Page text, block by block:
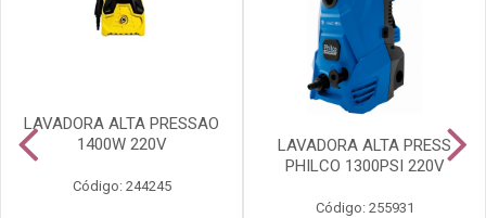
LAVADORA ALTA PRESSAO
1400W 220V
Código: 244245
LAVADORA ALTA PRESS
PHILCO 1300PSI 220V
Código: 255931